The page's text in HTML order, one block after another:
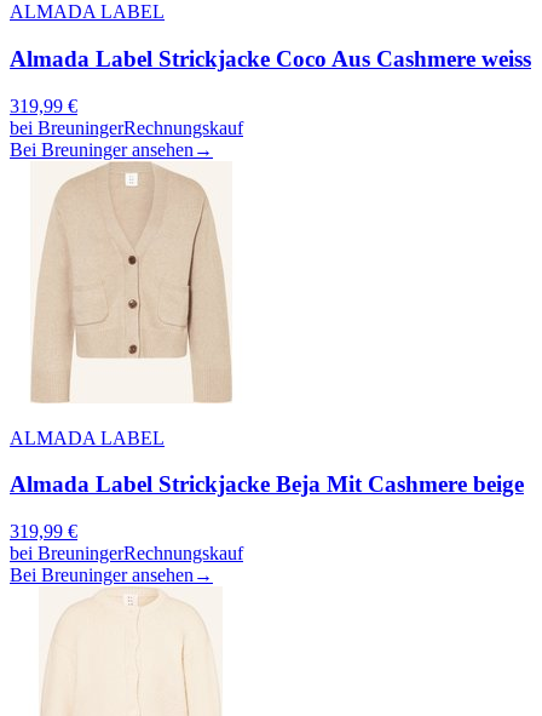
ALMADA LABEL
Almada Label Strickjacke Coco Aus Cashmere weiss
319,99 €
bei BreuningerRechnungskauf
Bei Breuninger ansehen →
ALMADA LABEL
Almada Label Strickjacke Beja Mit Cashmere beige
319,99 €
bei BreuningerRechnungskauf
Bei Breuninger ansehen →